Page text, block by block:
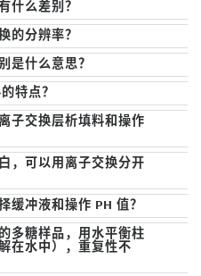
什么差别？
的分辨率？
是什么意思？
特点？
子交换层析填料和操作
，可以用离子交换分开
缓冲液和操作 PH 值？
多糖样品，用水平衡柱
在水中），重复性不